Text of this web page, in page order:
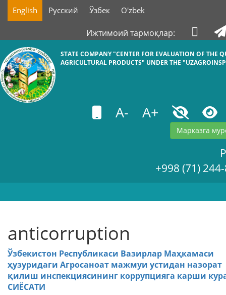
English Русский Ўзбек O'zbek
Ижтимоий тармоқлар:
STATE COMPANY "СENTER FOR EVALUATION OF THE
AGRICULTURAL PRODUCTS" UNDER THE
A- A+
Марказга
+998 (71)
anticorruption
Ўзбекистон Республикаси Вазирлар Маҳкамаси
ҳузуридаги Агросаноат мажмуи устидан назорат
қилиш инспекциясининг коррупцияга карши
СИЁСАТИ